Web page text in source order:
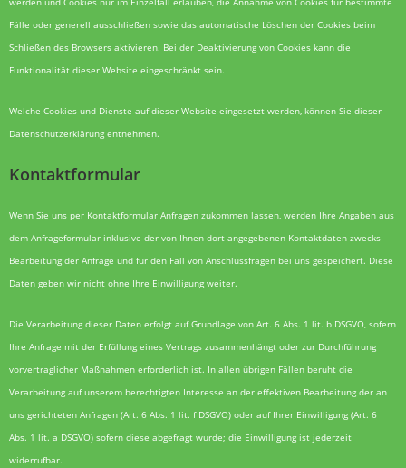
Fälle oder generell ausschließen sowie das automatische Löschen der Cookies beim
Schließen des Browsers aktivieren. Bei der Deaktivierung von Cookies kann die
Funktionalität dieser Website eingeschränkt sein.
Welche Cookies und Dienste auf dieser Website eingesetzt werden, können Sie dieser
Datenschutzerklärung entnehmen.
Kontaktformular
Wenn Sie uns per Kontaktformular Anfragen zukommen lassen, werden Ihre Angaben aus
dem Anfrageformular inklusive der von Ihnen dort angegebenen Kontaktdaten zwecks
Bearbeitung der Anfrage und für den Fall von Anschlussfragen bei uns gespeichert. Diese
Daten geben wir nicht ohne Ihre Einwilligung weiter.
Die Verarbeitung dieser Daten erfolgt auf Grundlage von Art. 6 Abs. 1 lit. b DSGVO, sofern
Ihre Anfrage mit der Erfüllung eines Vertrags zusammenhängt oder zur Durchführung
vorvertraglicher Maßnahmen erforderlich ist. In allen übrigen Fällen beruht die
Verarbeitung auf unserem berechtigten Interesse an der effektiven Bearbeitung der an
uns gerichteten Anfragen (Art. 6 Abs. 1 lit. f DSGVO) oder auf Ihrer Einwilligung (Art. 6
Abs. 1 lit. a DSGVO) sofern diese abgefragt wurde; die Einwilligung ist jederzeit
widerrufbar.